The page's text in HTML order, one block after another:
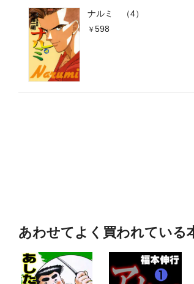
ナルミ （4）
598
あわせてよく買われている